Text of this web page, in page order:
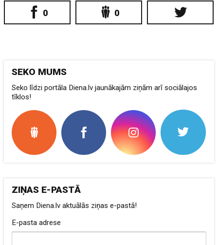
0 0
SEKO MUMS
Seko līdzi portāla Diena.lv jaunākajām ziņām arī sociālajos
tīklos!
ZIŅAS E-PASTĀ
Saņem Diena.lv aktuālās ziņas e-pastā!
E-pasta adrese